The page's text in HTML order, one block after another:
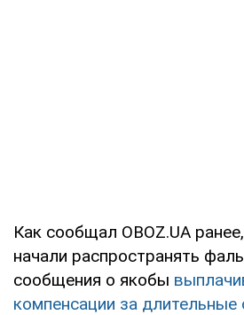
Как сообщал OBOZ.UA
начали распространять
сообщения о якобы
компенсации за длительные